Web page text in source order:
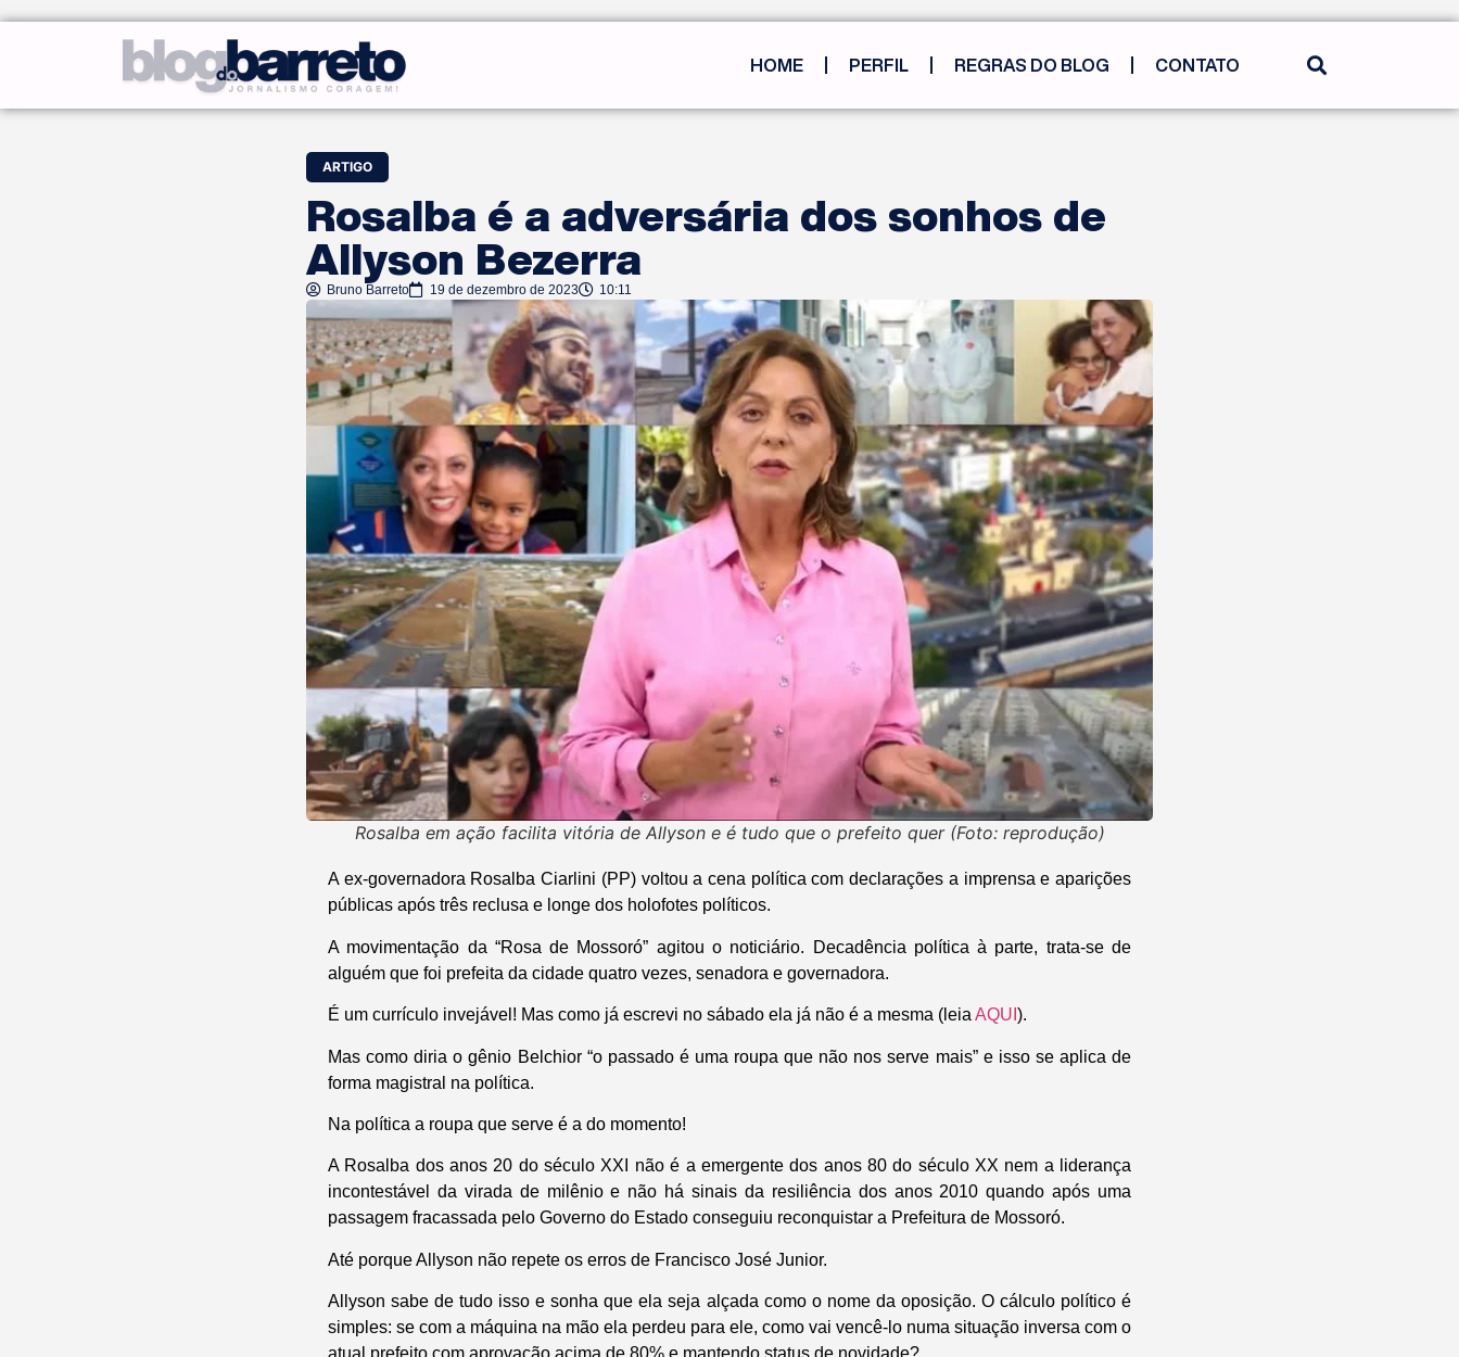
HOME PERFIL REGRAS DO BLOG CONTATO
ARTIGO
Rosalba é a adversária dos sonhos de
Allyson Bezerra
Bruno Barreto 19 de dezembro de 2023 10:11
Rosalba em ação facilita vitória de Allyson e é tudo que o prefeito quer (Foto: reprodução)
A ex-governadora Rosalba Ciarlini (PP) voltou a cena política com declarações a imprensa e aparições
públicas após três reclusa e longe dos holofotes políticos.
A movimentação da “Rosa de Mossoró” agitou o noticiário. Decadência política à parte, trata-se de
alguém que foi prefeita da cidade quatro vezes, senadora e governadora.
É um currículo invejável! Mas como já escrevi no sábado ela já não é a mesma (leia AQUI ).
Mas como diria o gênio Belchior “o passado é uma roupa que não nos serve mais” e isso se aplica de
forma magistral na política.
Na política a roupa que serve é a do momento!
A Rosalba dos anos 20 do século XXI não é a emergente dos anos 80 do século XX nem a liderança
incontestável da virada de milênio e não há sinais da resiliência dos anos 2010 quando após uma
passagem fracassada pelo Governo do Estado conseguiu reconquistar a Prefeitura de Mossoró.
Até porque Allyson não repete os erros de Francisco José Junior.
Allyson sabe de tudo isso e sonha que ela seja alçada como o nome da oposição. O cálculo político é
simples: se com a máquina na mão ela perdeu para ele, como vai vencê-lo numa situação inversa com o